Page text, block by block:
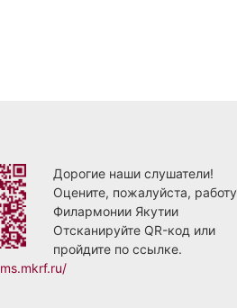
Дорогие наши слушатели!
Оцените, пожалуйста, работу
Филармонии Якутии
Отсканируйте QR-код или
пройдите по ссылке.